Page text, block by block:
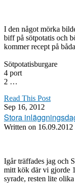
I den något mörka
biff på sötpotatis och
kommer recept på
Sötpotatisburgare
4 port
2 …
Read This Post
Sep 16, 2012
Stora
Written on 16.09.2012
Igår träffades jag och
mitt kök där vi gjorde
syrade, resten lite